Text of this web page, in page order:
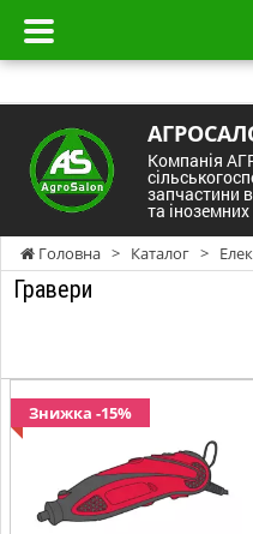
Компанія
запчастини
та
Головна > Каталог >
Гравери
Знижка -15%